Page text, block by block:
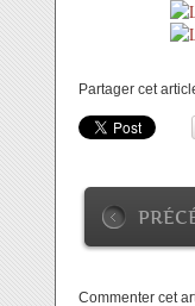
Partager cet
Commenter cet